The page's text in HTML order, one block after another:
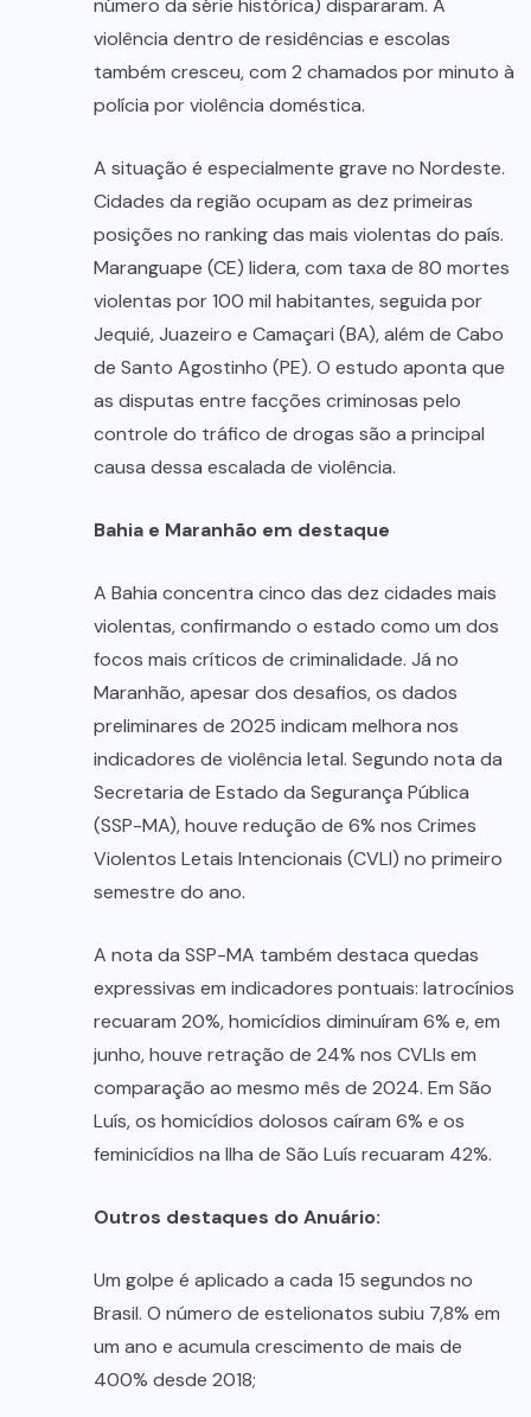
número da série histórica) dispararam. A
violência dentro de residências e escolas
também cresceu, com 2 chamados por minuto à
polícia por violência doméstica.
A situação é especialmente grave no Nordeste.
Cidades da região ocupam as dez primeiras
posições no ranking das mais violentas do país.
Maranguape (CE) lidera, com taxa de 80 mortes
violentas por 100 mil habitantes, seguida por
Jequié, Juazeiro e Camaçari (BA), além de Cabo
de Santo Agostinho (PE). O estudo aponta que
as disputas entre facções criminosas pelo
controle do tráfico de drogas são a principal
causa dessa escalada de violência.
Bahia e Maranhão em destaque
A Bahia concentra cinco das dez cidades mais
violentas, confirmando o estado como um dos
focos mais críticos de criminalidade. Já no
Maranhão, apesar dos desafios, os dados
preliminares de 2025 indicam melhora nos
indicadores de violência letal. Segundo nota da
Secretaria de Estado da Segurança Pública
(SSP-MA), houve redução de 6% nos Crimes
Violentos Letais Intencionais (CVLI) no primeiro
semestre do ano.
A nota da SSP-MA também destaca quedas
expressivas em indicadores pontuais: latrocínios
recuaram 20%, homicídios diminuíram 6% e, em
junho, houve retração de 24% nos CVLIs em
comparação ao mesmo mês de 2024. Em São
Luís, os homicídios dolosos caíram 6% e os
feminicídios na Ilha de São Luís recuaram 42%.
Outros destaques do Anuário:
Um golpe é aplicado a cada 15 segundos no
Brasil. O número de estelionatos subiu 7,8% em
um ano e acumula crescimento de mais de
400% desde 2018;